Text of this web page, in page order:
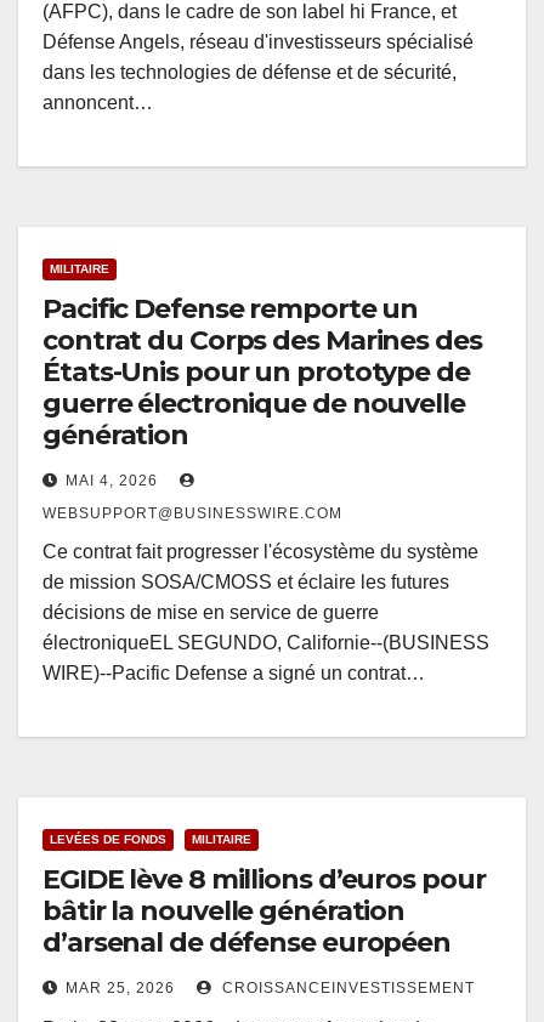
(AFPC), dans le cadre de son label hi France, et
Défense Angels, réseau d'investisseurs spécialisé
dans les technologies de défense et de sécurité,
annoncent…
MILITAIRE
Pacific Defense remporte un
contrat du Corps des Marines des
États-Unis pour un prototype de
guerre électronique de nouvelle
génération
MAI 4, 2026
WEBSUPPORT@BUSINESSWIRE.COM
Ce contrat fait progresser l'écosystème du système
de mission SOSA/CMOSS et éclaire les futures
décisions de mise en service de guerre
électroniqueEL SEGUNDO, Californie--(BUSINESS
WIRE)--Pacific Defense a signé un contrat…
LEVÉES DE FONDS MILITAIRE
EGIDE lève 8 millions d’euros pour
bâtir la nouvelle génération
d’arsenal de défense européen
MAR 25, 2026 CROISSANCEINVESTISSEMENT